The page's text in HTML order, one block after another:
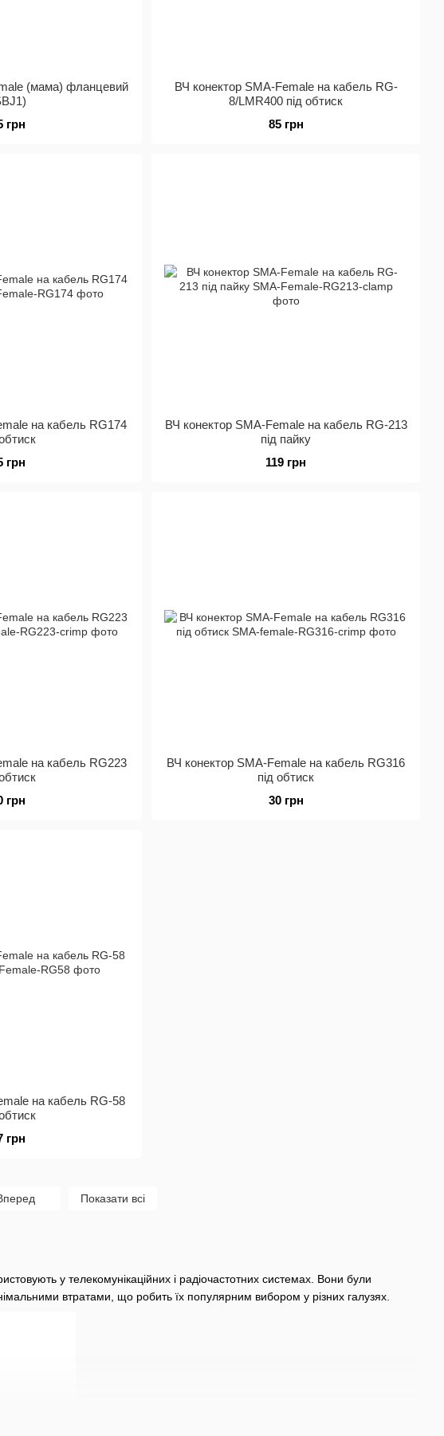
у телекомунікаційних і радіочастотних системах. Вони були
втратами, що робить їх популярним вибором у різних галузях.
(мама) фланцевий
грн
ВЧ конектор SMA-Female на кабель RG-
8/LMR400 під обтиск
85 грн
на кабель RG174
грн
ВЧ конектор SMA-Female на кабель RG-213
під пайку
119 грн
на кабель RG223
грн
ВЧ конектор SMA-Female на кабель RG316
під обтиск
30 грн
на кабель RG-58
грн
Показати всі